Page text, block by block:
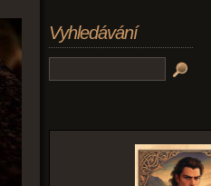
Vyhledávání